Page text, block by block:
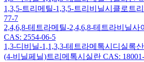
1,3,5-트리메틸-1,3,5-트리비닐시클로트
77-7
2,4,6,8-테트라메틸-2,4,6,8-테트라비닐
CAS: 2554-06-5
1,3-디비닐-1,1,3,3-테트라메톡시디실록산
(4-비닐페닐)트리메톡시실란 CAS: